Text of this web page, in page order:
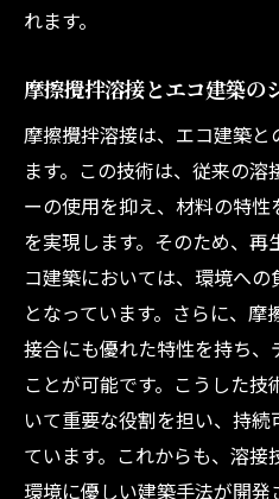
れます。
摩擦攪拌溶接とエコ建築の
摩擦攪拌溶接は、エコ建築
ます。この技術は、従来の
ーの使用を抑え、材料の特
を実現します。そのため、
コ建築においては、環境へ
となっています。さらに、
接合にも優れた特性を持ち
ことが可能です。こうした
いて重要な役割を担い、持
ています。これからも、溶接
環境に優しい建築手法が開